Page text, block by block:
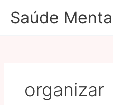
paraSaúde
organizar